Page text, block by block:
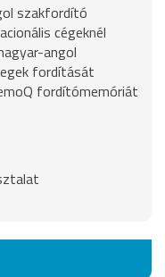
szakfordító
cégeknél
angol
fordítását
fordítómemóriát